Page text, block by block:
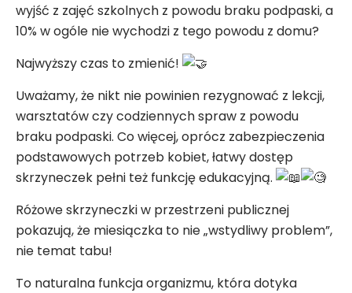
wyjść z zajęć szkolnych z powodu braku podpaski, a
10% w ogóle nie wychodzi z tego powodu z domu?
Najwyższy czas to zmienić!
Uważamy, że nikt nie powinien rezygnować z lekcji,
warsztatów czy codziennych spraw z powodu
braku podpaski. Co więcej, oprócz zabezpieczenia
podstawowych potrzeb kobiet, łatwy dostęp
skrzyneczek pełni też funkcję edukacyjną.
Różowe skrzyneczki w przestrzeni publicznej
pokazują, że miesiączka to nie „wstydliwy problem”,
nie temat tabu!
To naturalna funkcja organizmu, która dotyka